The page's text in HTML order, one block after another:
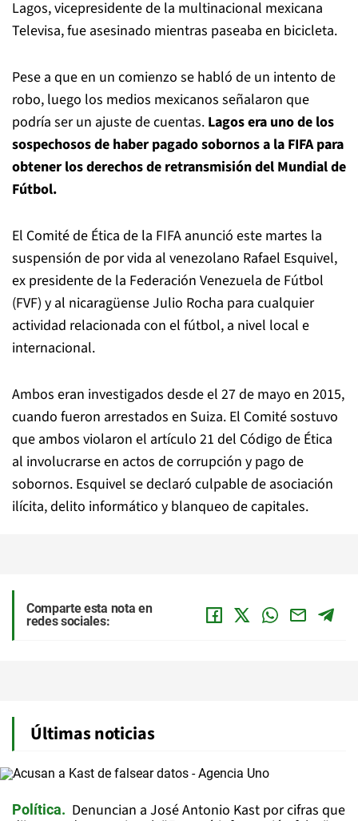
Lagos, vicepresidente de la multinacional mexicana
Televisa, fue asesinado mientras paseaba en bicicleta.
Pese a que en un comienzo se habló de un intento de
robo, luego los medios mexicanos señalaron que
podría ser un ajuste de cuentas. Lagos era uno de los
sospechosos de haber pagado sobornos a la FIFA para
obtener los derechos de retransmisión del Mundial de
Fútbol.
El Comité de Ética de la FIFA anunció este martes la
suspensión de por vida al venezolano Rafael Esquivel,
ex presidente de la Federación Venezuela de Fútbol
(FVF) y al nicaragüense Julio Rocha para cualquier
actividad relacionada con el fútbol, a nivel local e
internacional.
Ambos eran investigados desde el 27 de mayo en 2015,
cuando fueron arrestados en Suiza. El Comité sostuvo
que ambos violaron el artículo 21 del Código de Ética
al involucrarse en actos de corrupción y pago de
sobornos. Esquivel se declaró culpable de asociación
ilícita, delito informático y blanqueo de capitales.
Comparte esta nota en
redes sociales:
Últimas noticias
Política
Denuncian a José Antonio Kast por cifras que